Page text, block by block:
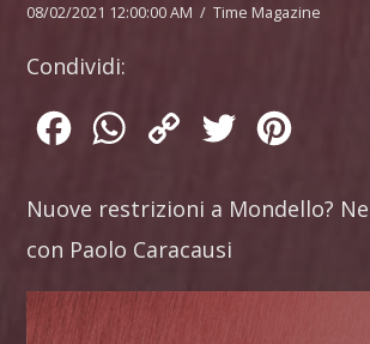
08/02/2021 12:00:00 AM / Time Magazine
Condividi:
FacebookWhatsApp
Copy
Twitter
Nuove restrizioni a Mondello?
con Paolo Caracausi